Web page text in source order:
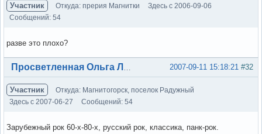
Участник Откуда: прерия Магнитки
Здесь с 2006-09-06
Сообщений: 54
разве это плохо?
Вне форума #32
2007-09-11 15:18:21
Просветленная Ольга Лэнс
Участник
Откуда: Магнитогорск, поселок Радужный
Здесь с 2007-06-27
Сообщений: 54
Зарубежный рок 60-х-80-х, русский рок, классика, панк-рок.